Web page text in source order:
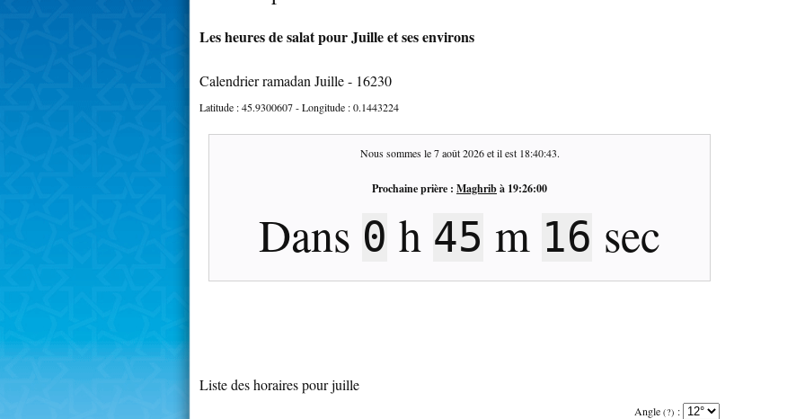
Les heures de salat pour Juille et ses environs
Calendrier ramadan Juille - 16230
Latitude :45.9300607- Longitude :0.1443224
Nous sommes le7 août 2026et il est 18:40:43.
Prochaine prière : Maghribà 19:26:00
Dans 0 h 45 m 16 sec
Liste des horaires pour juille
Angle (?) :